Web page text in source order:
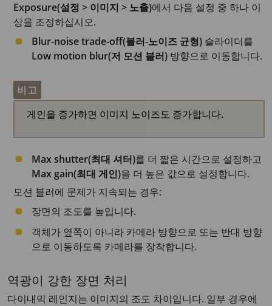
Exposure(설정 > 이미지 > 노출)에서 다음 설정 중 하나 이
상을 조정하십시오.
Blur-noise trade-off(블러-노이즈 균형) 슬라이더를
Low motion blur(저 모션 블러) 방향으로 이동합니다.
비고
게인을 증가하면 이미지 노이즈도 증가합니다.
Max shutter(최대 셔터)를 더 짧은 시간으로 설정하고
Max gain(최대 게인)을 더 높은 값으로 설정합니다.
모션 블러에 문제가 지속되는 경우:
장면의 조도를 높입니다.
객체가 옆쪽이 아니라 카메라 방향으로 또는 반대 방향
으로 이동하도록 카메라를 장착합니다.
역광이 강한 장면 처리
다이내믹 레인지는 이미지의 조도 차이입니다. 일부 경우에